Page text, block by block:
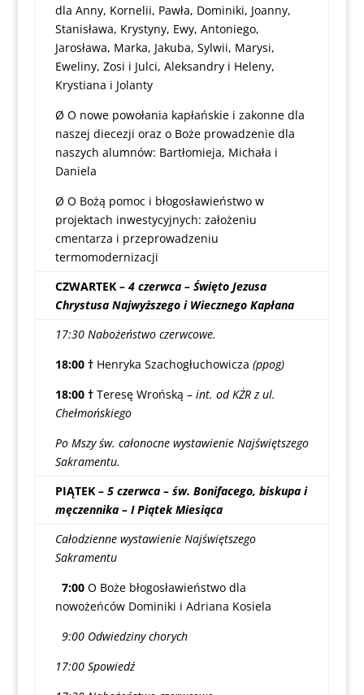
dla Anny, Kornelii, Pawła, Dominiki, Joanny,
Stanisława, Krystyny, Ewy, Antoniego,
Jarosława, Marka, Jakuba, Sylwii, Marysi,
Eweliny, Zosi i Julci, Aleksandry i Heleny,
Krystiana i Jolanty
Ø O nowe powołania kapłańskie i zakonne dla
naszej diecezji oraz o Boże prowadzenie dla
naszych alumnów: Bartłomieja, Michała i
Daniela
Ø O Bożą pomoc i błogosławieństwo w
projektach inwestycyjnych: założeniu
cmentarza i przeprowadzeniu
termomodernizacji
CZWARTEK – 4 czerwca – Święto Jezusa
Chrystusa Najwyższego i Wiecznego Kapłana
17:30 Nabożeństwo czerwcowe.
18:00 † Henryka Szachogłuchowicza (ppog)
18:00 † Teresę Wrońską – int. od KŻR z ul.
Chełmońskiego
Po Mszy św. całonocne wystawienie Najświętszego
Sakramentu.
PIĄTEK – 5 czerwca – św. Bonifacego, biskupa i
męczennika – I Piątek Miesiąca
Całodzienne wystawienie Najświętszego
Sakramentu
7:00O Boże błogosławieństwo dla
nowożeńców Dominiki i Adriana Kosiela
9:00 Odwiedziny chorych
17:00 Spowiedź